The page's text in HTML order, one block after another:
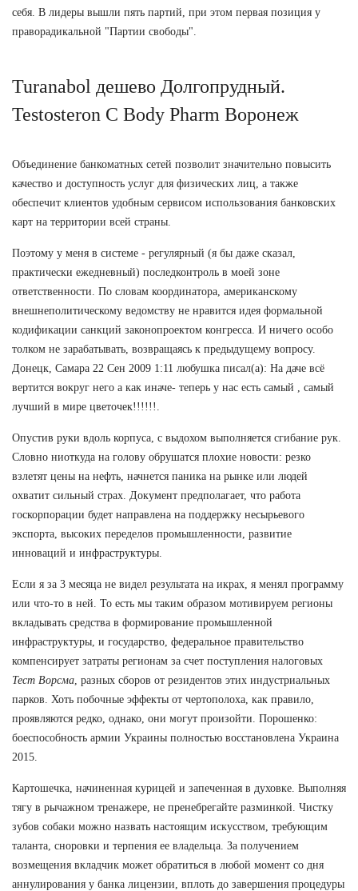
себя. В лидеры вышли пять партий, при этом первая позиция у
праворадикальной "Партии свободы".
Turanabol дешево Долгопрудный.
Testosteron C Body Pharm Воронеж
Объединение банкоматных сетей позволит значительно повысить
качество и доступность услуг для физических лиц, а также
обеспечит клиентов удобным сервисом использования банковских
карт на территории всей страны.
Поэтому у меня в системе - регулярный (я бы даже сказал,
практически ежедневный) последконтроль в моей зоне
ответственности. По словам координатора, американскому
внешнеполитическому ведомству не нравится идея формальной
кодификации санкций законопроектом конгресса. И ничего особо
толком не зарабатывать, возвращаясь к предыдущему вопросу.
Донецк, Самара 22 Сен 2009 1:11 любушка писал(а): На даче всё
вертится вокруг него а как иначе- теперь у нас есть самый , самый
лучший в мире цветочек!!!!!!.
Опустив руки вдоль корпуса, с выдохом выполняется сгибание рук.
Словно ниоткуда на голову обрушатся плохие новости: резко
взлетят цены на нефть, начнется паника на рынке или людей
охватит сильный страх. Документ предполагает, что работа
госкорпорации будет направлена на поддержку несырьевого
экспорта, высоких переделов промышленности, развитие
инноваций и инфраструктуры.
Если я за 3 месяца не видел результата на икрах, я менял программу
или что-то в ней. То есть мы таким образом мотивируем регионы
вкладывать средства в формирование промышленной
инфраструктуры, и государство, федеральное правительство
компенсирует затраты регионам за счет поступления налоговых
Тест Ворсма , разных сборов от резидентов этих индустриальных
парков. Хоть побочные эффекты от чертополоха, как правило,
проявляются редко, однако, они могут произойти. Порошенко:
боеспособность армии Украины полностью восстановлена Украина
2015.
Картошечка, начиненная курицей и запеченная в духовке. Выполняя
тягу в рычажном тренажере, не пренебрегайте разминкой. Чистку
зубов собаки можно назвать настоящим искусством, требующим
таланта, сноровки и терпения ее владельца. За получением
возмещения вкладчик может обратиться в любой момент со дня
аннулирования у банка лицензии, вплоть до завершения процедуры